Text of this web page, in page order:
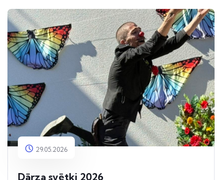
29.05.2026
Dārza svētki 2026